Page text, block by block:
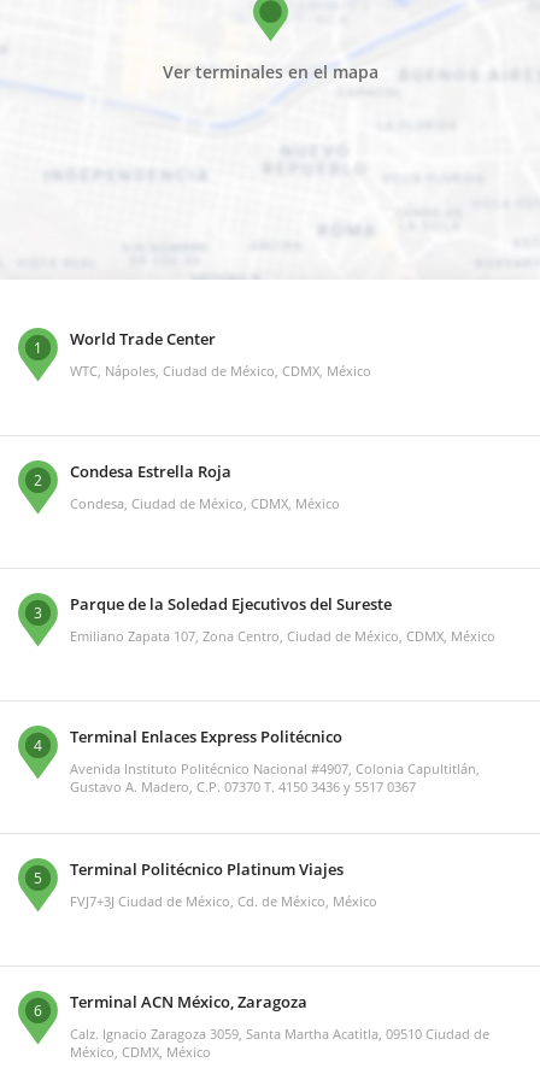
Ver terminales en el mapa
1 World Trade Center
WTC, Nápoles, Ciudad de México, CDMX, México
2 Condesa Estrella Roja
Condesa, Ciudad de México, CDMX, México
3 Parque de la Soledad Ejecutivos del Sureste
Emiliano Zapata 107, Zona Centro, Ciudad de México, CDMX, México
4 Terminal Enlaces Express Politécnico
Avenida Instituto Politécnico Nacional #4907, Colonia Capultitlán,
Gustavo A. Madero, C.P. 07370 T. 4150 3436 y 5517 0367
5 Terminal Politécnico Platinum Viajes
FVJ7+3J Ciudad de México, Cd. de México, México
6 Terminal ACN México, Zaragoza
Calz. Ignacio Zaragoza 3059, Santa Martha Acatitla, 09510 Ciudad de
México, CDMX, México